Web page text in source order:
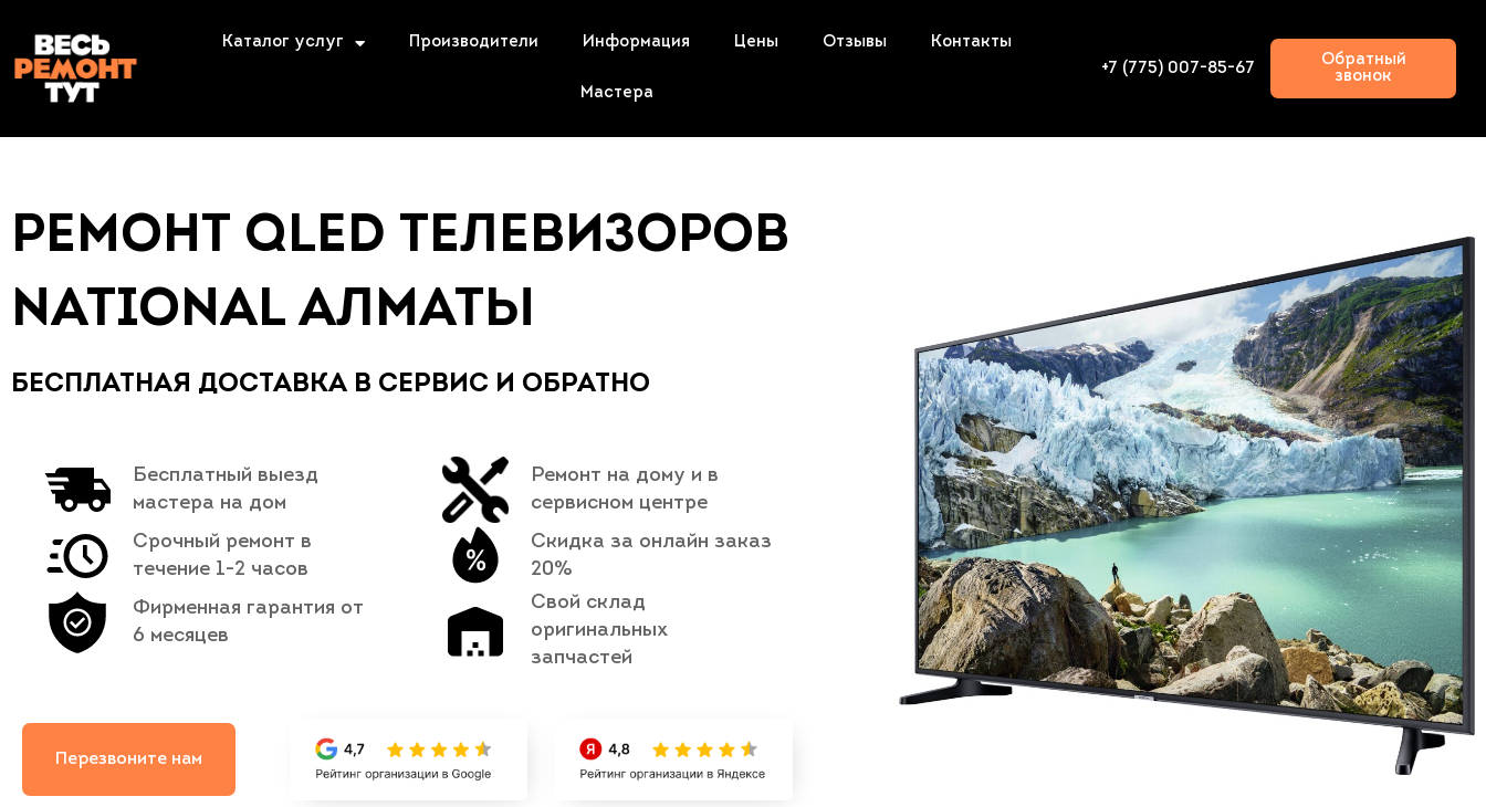
Каталог услуг Производители Информация Цены Отзывы Контакты
Мастера
+7 (775) 007-85-67
Обратный
звонок
РЕМОНТ QLED ТЕЛЕВИЗОРОВ
NATIONAL АЛМАТЫ
БЕСПЛАТНАЯ ДОСТАВКА В СЕРВИС И ОБРАТНО
Бесплатный выезд
мастера на дом
Срочный ремонт в
течение 1-2 часов
Фирменная гарантия от
6 месяцев
Ремонт на дому и в
сервисном центре
Скидка за онлайн заказ
20%
Свой склад
оригинальных
запчастей
Перезвоните нам